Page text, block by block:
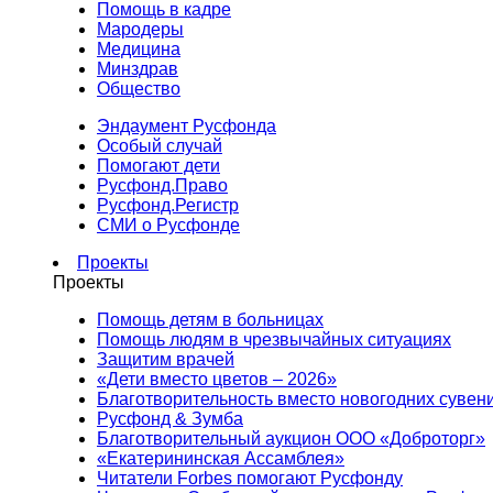
Помощь в кадре
Мародеры
Медицина
Минздрав
Общество
Эндаумент Русфонда
Особый случай
Помогают дети
Русфонд.Право
Русфонд.Регистр
СМИ о Русфонде
Проекты
Проекты
Помощь детям в больницах
Помощь людям в чрезвычайных ситуациях
Защитим врачей
«Дети вместо цветов – 2026»
Благотворительность вместо новогодних
Русфонд & Зумба
Благотворительный аукцион ООО «Доброторг»
«Екатерининская Ассамблея»
Читатели Forbes помогают Русфонду